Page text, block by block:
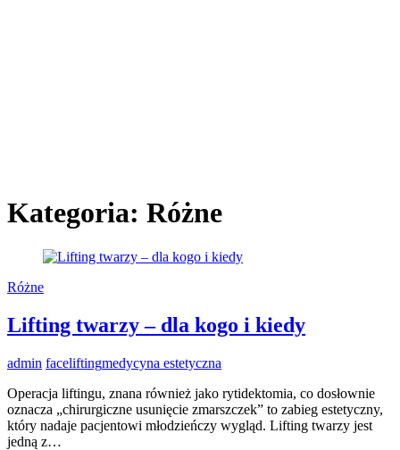
Kategoria: Różne
Różne
Lifting twarzy – dla kogo i kiedy
admin faceliftingmedycyna estetyczna
Operacja liftingu, znana również jako rytidektomia, co dosłownie
oznacza „chirurgiczne usunięcie zmarszczek” to zabieg estetyczny,
który nadaje pacjentowi młodzieńczy wygląd. Lifting twarzy jest
jedną z…